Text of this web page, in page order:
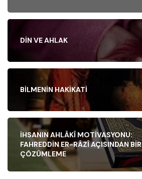
DIN VE AHLAK
BILMENIN HAKIKATI
İHSANIN AHLÂKÎ MOTIVASYONU:
FAHREDDIN ER-RÂZÎ AÇISINDAN BIR
ÇÖZÜMLEME